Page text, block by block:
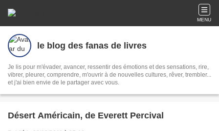
MENU
le blog des fanas de livres
Je lis pour m'évader, avancer, ressentir des émotions et des sensations, rire,
vibrer, pleurer, comprendre, m'ouvrir à de nouvelles cultures, rêver, trembler...
et j'ai bien envie de le partager avec vous.
Désert Américain, de Everett Percival